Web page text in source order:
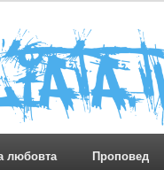
любовта Проповед